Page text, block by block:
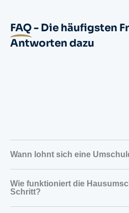
FAQ- Die häufigsten
Antworten dazu
Wann lohnt sich eine
Wie funktioniert die
Schritt?